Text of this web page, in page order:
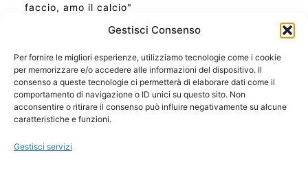
Gestisci Consenso
Per fornire le migliori esperienze, utilizziamo tecnologie come i cookie
per memorizzare e/o accedere alle informazioni del dispositivo. Il
consenso a queste tecnologie ci permetterà di elaborare dati come il
comportamento di navigazione o ID unici su questo sito. Non
acconsentire o ritirare il consenso può influire negativamente su alcune
caratteristiche e funzioni.
Gestisci servizi
faccio, amo il calcio"
Ora Esatta in Italia in questo momento
Ti Senti Strano Ultimamente? Potrebbe Essere per
la Risonanza di Schumann
Come Sapere Se Stai Ascendendo alla Quinta